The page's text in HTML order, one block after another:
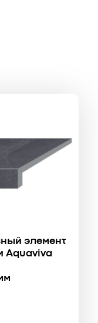
элемент
Aquaviva